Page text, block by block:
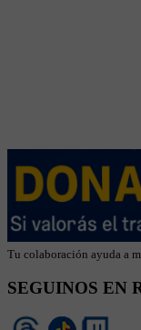
Tu colaboración ayuda a
SEGUINOS EN